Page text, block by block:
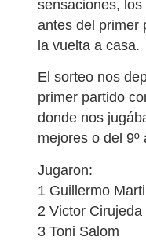
sensaciones,
antes del primer
la vuelta a casa.
El sorteo nos
primer partido
donde nos
mejores o del 9º
Jugaron:
1 Guillermo
2 Victor Cirujeda
3 Toni Salom